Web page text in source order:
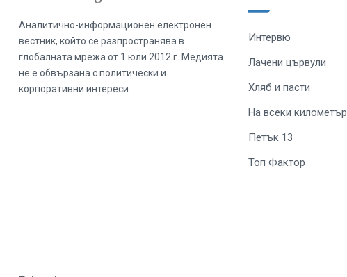
Аналитично-информационен електронен
вестник, който се разпространява в
глобалната мрежа от 1 юли 2012 г. Медията
не е обвързана с политически и
корпоративни интереси.
Интервю
Лачени цървули
Хляб и пасти
На всеки километър
Петък 13
Топ Фактор